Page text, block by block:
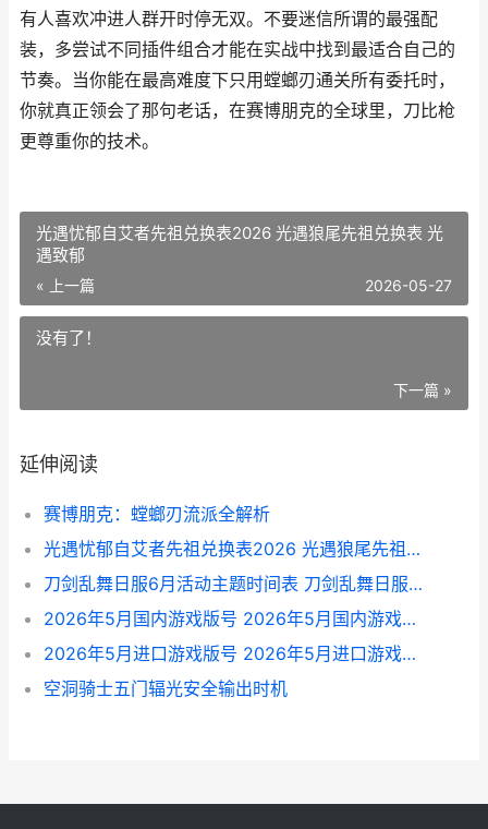
有人喜欢冲进人群开时停无双。不要迷信所谓的最强配
装，多尝试不同插件组合才能在实战中找到最适合自己的
节奏。当你能在最高难度下只用螳螂刃通关所有委托时，
你就真正领会了那句老话，在赛博朋克的全球里，刀比枪
更尊重你的技术。
光遇忧郁自艾者先祖兑换表2026 光遇狼尾先祖兑换表 光
遇致郁
« 上一篇 2026-05-27
没有了！
下一篇 »
延伸阅读
赛博朋克：螳螂刃流派全解析
光遇忧郁自艾者先祖兑换表2026 光遇狼尾先祖兑换表 光遇致郁
刀剑乱舞日服6月活动主题时间表 刀剑乱舞日服6月有哪些活动主题2026 刀剑乱舞日服wiki
2026年5月国内游戏版号 2026年5月国内游戏过审版号概括 五六月份国内游
2026年5月进口游戏版号 2026年5月进口游戏过审版号概括 2020年6月进出口数据
空洞骑士五门辐光安全输出时机